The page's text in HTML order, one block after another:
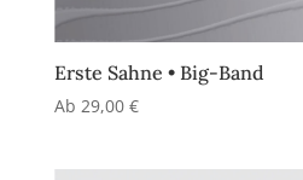
Erste Sahne • Big-Band
Ab 29,00 €